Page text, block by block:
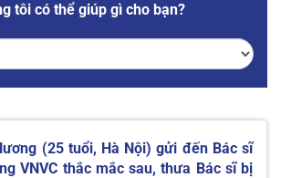
tôi có thể giúp gì cho bạn?
(25 tuổi, Hà Nội) gửi đến Bác sĩ
VNVC thắc mắc sau, thưa Bác sĩ bị